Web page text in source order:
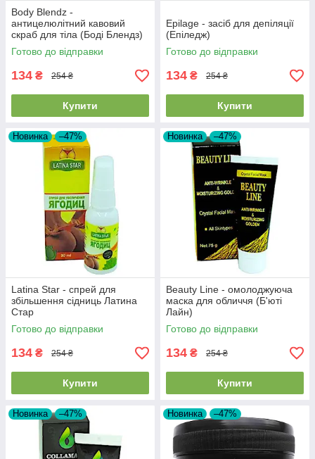
Body Blendz -
антицелюлітний кавовий
скраб для тіла (Боді Блендз)
Готово до відправки
134 ₴ 254 ₴
Купити
Epilage - засіб для депіляції
(Епіледж)
Готово до відправки
134 ₴ 254 ₴
Купити
Новинка –47%
Latina Star - спрей для
збільшення сідниць Латина
Стар
Готово до відправки
134 ₴ 254 ₴
Купити
Новинка –47%
Beauty Line - омолоджуюча
маска для обличчя (Б'юті
Лайн)
Готово до відправки
134 ₴ 254 ₴
Купити
Новинка –47% Новинка –47%